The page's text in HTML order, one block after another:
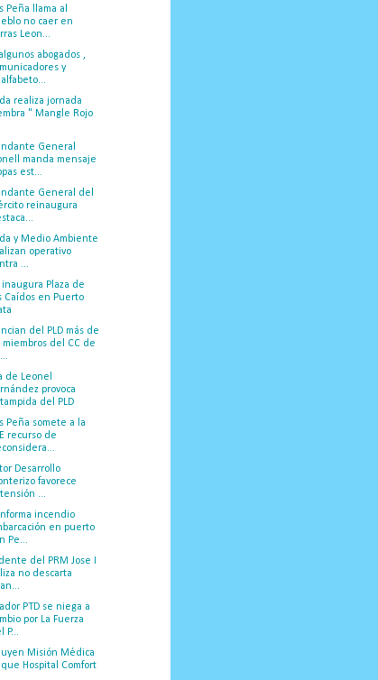
Peña llama al
no caer en
Leon...
abogados ,
y
realiza jornada
" Mangle Rojo
General
manda mensaje
est...
General del
reinaugura
y Medio Ambiente
operativo
...
inaugura Plaza de
Caídos en Puerto
del PLD más de
miembros del CC de
de Leonel
provoca
del PLD
Peña somete a la
recurso de
Desarrollo
favorece
...
incendio
en puerto
Pe...
del PRM Jose I
no descarta
PTD se niega a
por La Fuerza
P...
Misión Médica
Hospital Comfort